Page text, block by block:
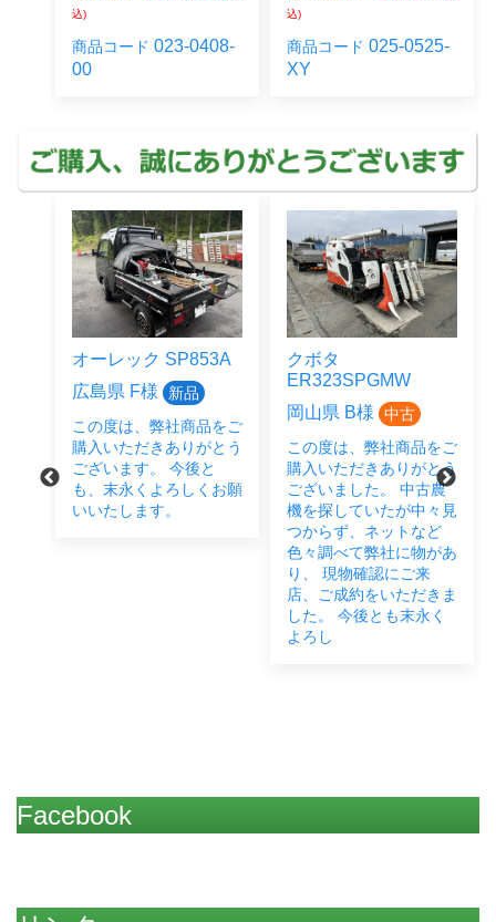
込)
商品コード 023-0408-
00
込)
商品コード 025-0525-
XY
オーレック SP853A
広島県 F様
新品
この度は、弊社商品をご
購入いただきありがとう
ございます。 今後と
も、末永くよろしくお願
いいたします。
クボタ
ER323SPGMW
岡山県 B様
中古
この度は、弊社商品をご
購入いただきありがとう
ございました。 中古農
機を探していたが中々見
つからず、ネットなど
色々調べて弊社に物があ
り、 現物確認にご来
店、ご成約をいただきま
した。 今後とも末永く
よろし
Facebook